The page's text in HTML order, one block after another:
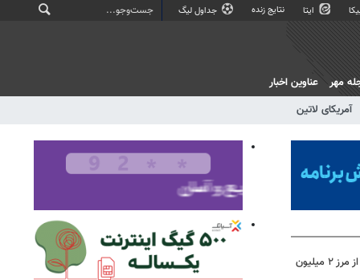
ایتا نتایج زنده جداول لیگ
آمریکای لاتین
مهر عناوین اخبار
تردد زائران اربعین در خوزستان از مرز ۲ میلیون